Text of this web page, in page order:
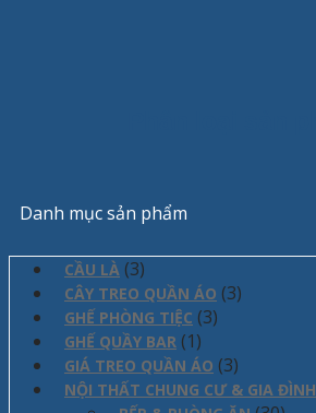
Danh mục sản phẩm
CẦU LÀ (3)
CÂY TREO QUẦN ÁO (3)
GHẾ PHÒNG TIỆC (3)
GHẾ QUẦY BAR (1)
GIÁ TREO QUẦN ÁO (3)
NỘI THẤT CHUNG CƯ & GIA ĐÌNH